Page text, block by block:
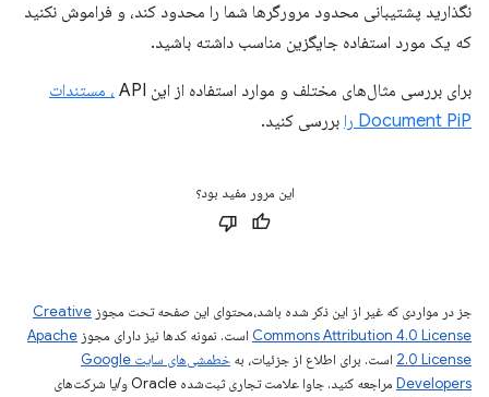
نگذارید پشتیبانی محدود مرورگرها شما را محدود کند، و فراموش نکنید
که یک مورد استفاده جایگزین مناسب داشته باشید.
برای بررسی مثال‌های مختلف و موارد استفاده از این API
، مستندات
Document PiP را
بررسی کنید.
این مرور مفید بود؟
جز در مواردی که غیر از این ذکر شده باشد،‌محتوای این صفحه تحت مجوز Creative
Commons Attribution 4.0 License است. نمونه کدها نیز دارای مجوز Apache
2.0 License است. برای اطلاع از جزئیات، به
خطمشی‌های سایت Google
Developers‏
مراجعه کنید. جاوا علامت تجاری ثبت‌شده Oracle و/یا شرکت‌های